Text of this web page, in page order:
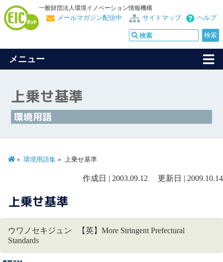
一般財団法人環境イノベーション情報機構
ヘルプ
サイトマップ
メールマガジン配信中
メニュー
上乗せ基準
環境用語
環境用語集 上乗せ基準
作成日 | 2003.09.12 更新日 | 2009.10.14
上乗せ基準
ウワノセキジュン 【英】More Stringent Prefectural
Standards